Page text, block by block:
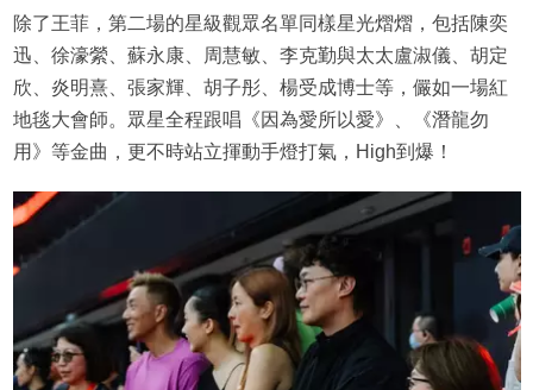
除了王菲，第二場的星級觀眾名單同樣星光熠熠，包括陳奕
迅、徐濠縈、蘇永康、周慧敏、李克勤與太太盧淑儀、胡定
欣、炎明熹、張家輝、胡子彤、楊受成博士等，儼如一場紅
地毯大會師。眾星全程跟唱《因為愛所以愛》、《潛龍勿
用》等金曲，更不時站立揮動手燈打氣，High到爆！